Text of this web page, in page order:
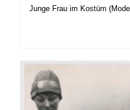
Junge Frau im Kostüm